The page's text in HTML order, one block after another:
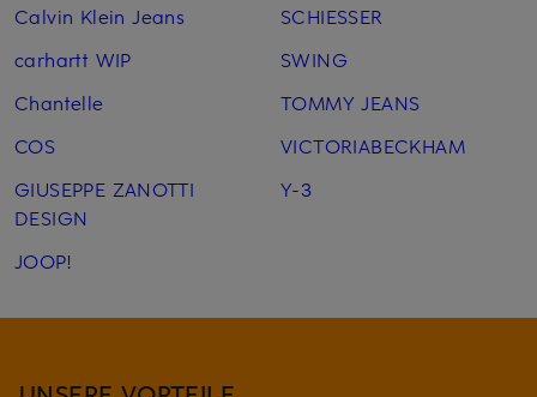
Calvin Klein Jeans
carhartt WIP
Chantelle
COS
GIUSEPPE ZANOTTI
DESIGN
JOOP!
SCHIESSER
SWING
TOMMY JEANS
VICTORIABECKHAM
Y-3